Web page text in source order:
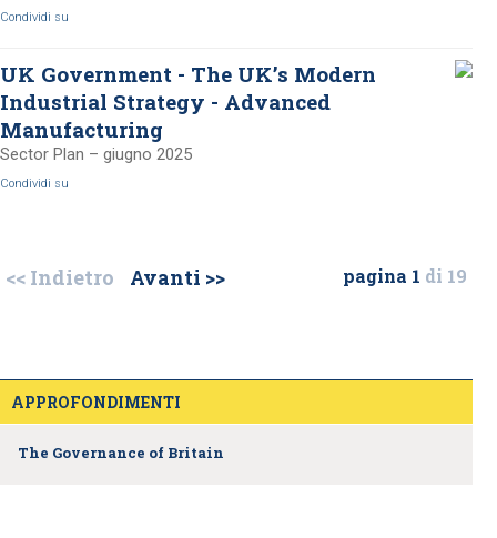
Condividi su
UK Government - The UK’s Modern
Industrial Strategy - Advanced
Manufacturing
Sector Plan – giugno 2025
Condividi su
<< Indietro Avanti >> pagina 1 di 19
APPROFONDIMENTI
The Governance of Britain